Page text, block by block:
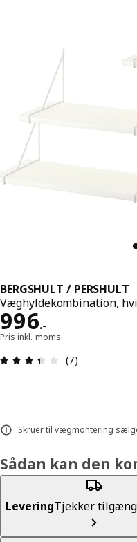
BERGSHULT / PERSHULT
Væghyldekombination,
996.-
Pris 996.-
Pris inkl. moms
Anmeldelse:
(7)
Skruer til vægmontering
Sådan kan den
LeveringTjekker